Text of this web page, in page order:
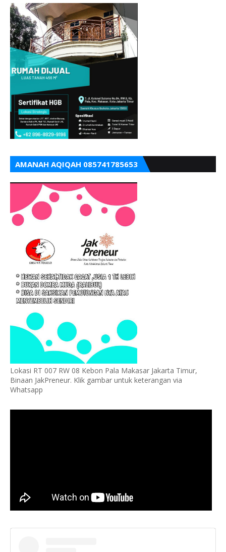
AMANAH AQIQAH 085741785653
Lokasi RT 007 RW 08 Kebon Pala Makasar Jakarta Timur,
Binaan JakPreneur. Klik gambar untuk keterangan via
Whatsapp